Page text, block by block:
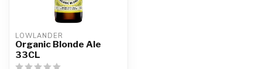
LOWLANDER
Organic Blonde Ale
33CL